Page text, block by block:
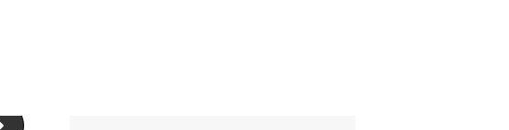
Jelovnici 27.04.2026.-22.05.2026.-Ručak Novi Beograd_page-0001